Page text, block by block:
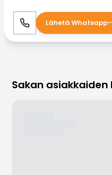
Soita Lähetä
Sakan asiakkaiden